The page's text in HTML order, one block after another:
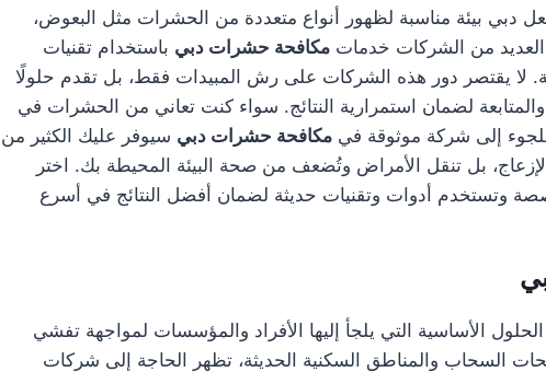
دبي بيئة مناسبة لظهور أنواع متعددة من الحشرات مثل البعوض،
العديد من الشركات خدماتمكافحة حشرات دبي باستخدام تقنيات
لا يقتصر دور هذه الشركات على رش المبيدات فقط، بل تقدم حلولًا
لضمان استمرارية النتائج. سواء كنت تعاني من الحشرات في
إلى شركة موثوقة فيمكافحة حشرات دبي سيوفر عليك الكثير من
بل تنقل الأمراض وتُضعف من صحة البيئة المحيطة بك. اختر
وتستخدم أدوات وتقنيات حديثة لضمان أفضل النتائج في أسرع
الأساسية التي يلجأ إليها الأفراد والمؤسسات لمواجهة تفشي
السحاب والمناطق السكنية الحديثة، تظهر الحاجة إلى شركات